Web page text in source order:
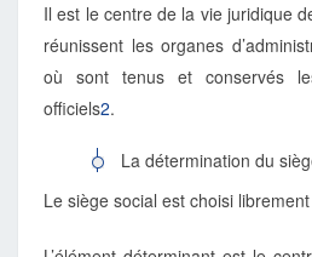
Il est le centre de la vie juridique
réunissent les organes
où sont tenus et conservés
officiels2.
La détermination du
Le siège social est choisi